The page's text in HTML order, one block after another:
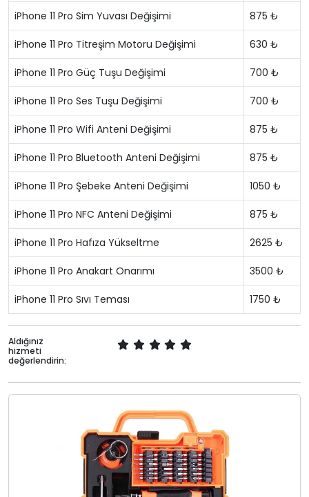
iPhone 11 Pro Sim Yuvası Değişimi 875 ₺
iPhone 11 Pro Titreşim Motoru Değişimi 630 ₺
iPhone 11 Pro Güç Tuşu Değişimi 700 ₺
iPhone 11 Pro Ses Tuşu Değişimi 700 ₺
iPhone 11 Pro Wifi Anteni Değişimi 875 ₺
iPhone 11 Pro Bluetooth Anteni Değişimi 875 ₺
iPhone 11 Pro Şebeke Anteni Değişimi 1050 ₺
iPhone 11 Pro NFC Anteni Değişimi 875 ₺
iPhone 11 Pro Hafıza Yükseltme 2625 ₺
iPhone 11 Pro Anakart Onarımı 3500 ₺
iPhone 11 Pro Sıvı Teması 1750 ₺
Aldığınız
hizmeti
değerlendirin: